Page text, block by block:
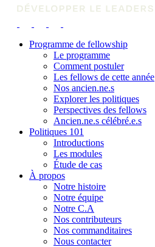
Programme de fellowship
Le programme
Comment postuler
Les fellows de cette année
Nos ancien.ne.s
Explorer les politiques
Perspectives des fellows
Ancien.ne.s célébré.e.s
Politiques 101
Introductions
Les modules
Étude de cas
À propos
Notre histoire
Notre équipe
Notre C.A
Nos contributeurs
Nos commanditaires
Nous contacter